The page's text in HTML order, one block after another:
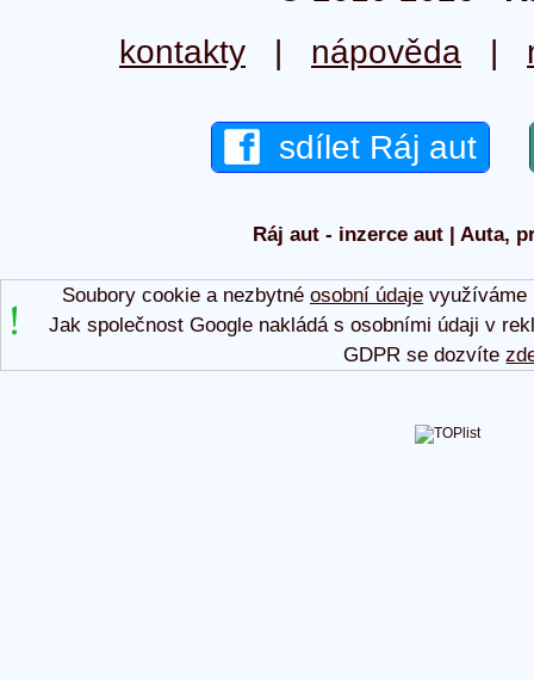
kontakty | nápověda |
sdílet Ráj aut
Ráj aut - inzerce aut | Auta,
Soubory cookie a nezbytné osobní údajevyužíváme
Jak společnost Google nakládá s osobními údaji v
GDPR se dozvíte